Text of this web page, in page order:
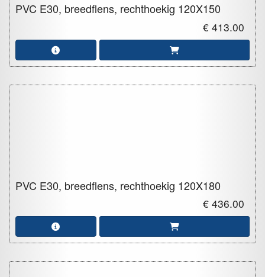
PVC E30, breedflens, rechthoekig 120X150
€ 413.00
PVC E30, breedflens, rechthoekig 120X180
€ 436.00